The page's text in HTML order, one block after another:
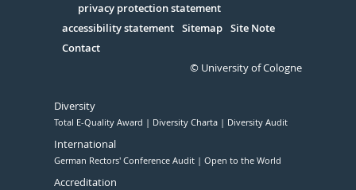
Serivce
privacy protection statement
accessibility statement Sitemap Site Note
Contact
© University of Cologne
Diversity
Total E-Quality Award Diversity Charta Diversity Audit
International
German Rectors' Conference Audit Open to the World
Accreditation